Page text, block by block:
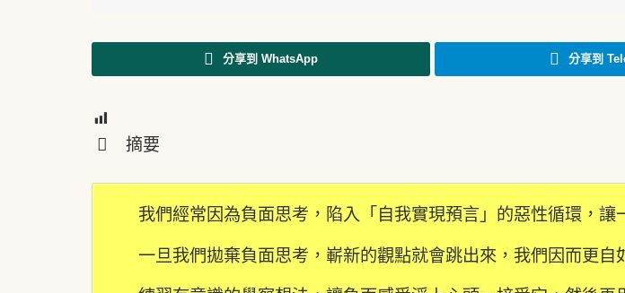
分享到 WhatsApp 分享到
摘要
我們經常因為負面思考，陷入「自我實現預言」的惡性循環，讓
一旦我們拋棄負面思考，嶄新的觀點就會跳出來，我們因而更自